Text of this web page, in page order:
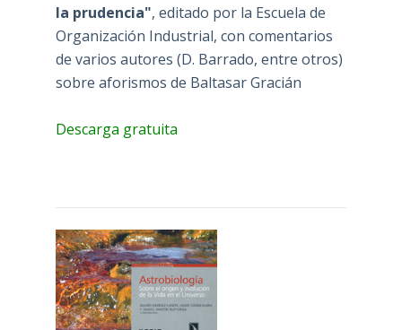
la prudencia", editado por la Escuela de
Organización Industrial, con comentarios
de varios autores (D. Barrado, entre otros)
sobre aforismos de Baltasar Gracián
Descarga gratuita